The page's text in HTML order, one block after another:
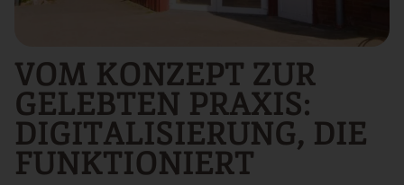
VOM KONZEPT ZUR
GELEBTEN PRAXIS:
DIGITALISIERUNG, DIE
FUNKTIONIERT